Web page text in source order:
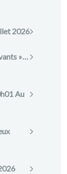
2026
»…
Au